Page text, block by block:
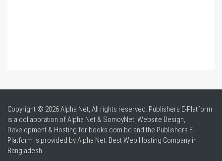
Copyright © 2026 Alpha Net, All rights reserved. Publishers E-Platform
is a collaboration of Alpha Net & SomoyNet. Website Design,
Development & Hosting for books.com.bd and the Publishers E-
Platform is provided by Alpha Net. BestWeb Hosting Company in
Bangladesh.